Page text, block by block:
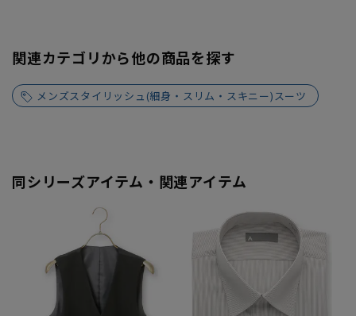
関連カテゴリから他の商品を探す
メンズスタイリッシュ(細身・スリム・スキニー)スーツ
同シリーズアイテム・関連アイテム